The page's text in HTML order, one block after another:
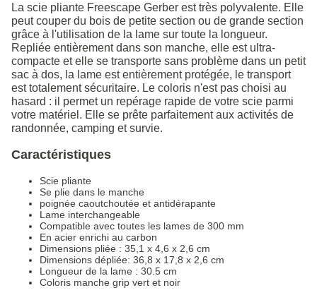
La scie pliante Freescape Gerber est très polyvalente. Elle
peut couper du bois de petite section ou de grande section
grâce à l'utilisation de la lame sur toute la longueur.
Repliée entièrement dans son manche, elle est ultra-
compacte et elle se transporte sans problème dans un petit
sac à dos, la lame est entièrement protégée, le transport
est totalement sécuritaire. Le coloris n'est pas choisi au
hasard : il permet un repérage rapide de votre scie parmi
votre matériel. Elle se prête parfaitement aux activités de
randonnée, camping et survie.
Caractéristiques
Scie pliante
Se plie dans le manche
poignée caoutchoutée et antidérapante
Lame interchangeable
Compatible avec toutes les lames de 300 mm
En acier enrichi au carbon
Dimensions pliée : 35,1 x 4,6 x 2,6 cm
Dimensions dépliée: 36,8 x 17,8 x 2,6 cm
Longueur de la lame : 30.5 cm
Coloris manche grip vert et noir